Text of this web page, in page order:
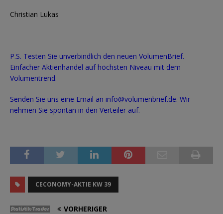
Christian Lukas
P.S. Testen Sie unverbindlich den neuen VolumenBrief.
Einfacher Aktienhandel auf höchsten Niveau mit dem
Volumentrend.
Senden Sie uns eine Email an info@volumenbrief.de. Wir
nehmen Sie spontan in den Verteiler auf.
CECONOMY-AKTIE KW 39
VORHERIGER